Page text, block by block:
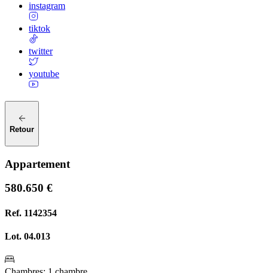
instagram
tiktok
twitter
youtube
Retour
Appartement
580.650 €
Ref. 1142354
Lot. 04.013